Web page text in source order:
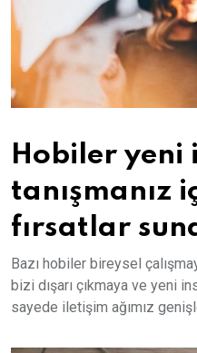
Hobiler yeni
tanışmanız
fırsatlar
Bazı hobiler bireysel
bizi dışarı çıkmaya ve yeni
sayede iletişim ağımız